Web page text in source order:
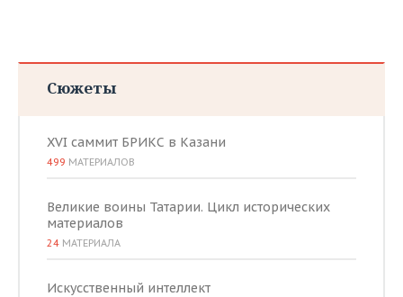
Сюжеты
XVI саммит БРИКС в Казани
499 МАТЕРИАЛОВ
Великие воины Татарии. Цикл исторических
материалов
24 МАТЕРИАЛА
Искусственный интеллект